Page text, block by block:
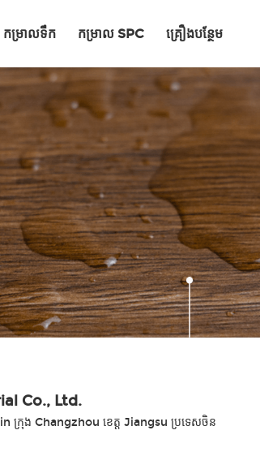
កម្រាល​ទឹក កម្រាល SPC គ្រឿងបន្ថែម
Co., Ltd.
ក្រុង Changzhou ខេត្ត Jiangsu ប្រទេសចិន